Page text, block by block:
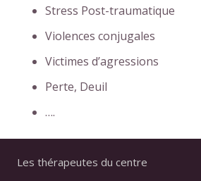
Stress Post-traumatique
Violences conjugales
Victimes d’agressions
Perte, Deuil
….
Les thérapeutes du centre